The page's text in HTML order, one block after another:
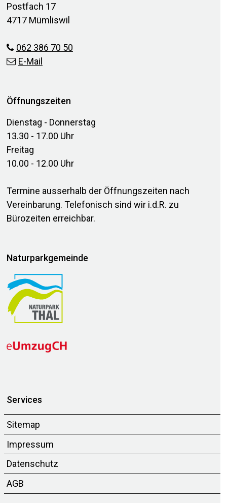
Postfach 17
4717 Mümliswil
062 386 70 50
E-Mail
Öffnungszeiten
Dienstag - Donnerstag
13.30 - 17.00 Uhr
Freitag
10.00 - 12.00 Uhr
Termine ausserhalb der Öffnungszeiten nach
Vereinbarung. Telefonisch sind wir i.d.R. zu
Bürozeiten erreichbar.
Naturparkgemeinde
Services
Sitemap
Impressum
Datenschutz
AGB